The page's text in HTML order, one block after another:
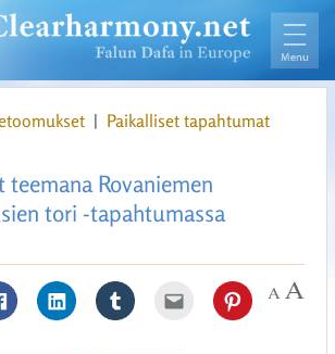
| Paikalliset tapahtumat
Rovaniemen
tori -tapahtumassa